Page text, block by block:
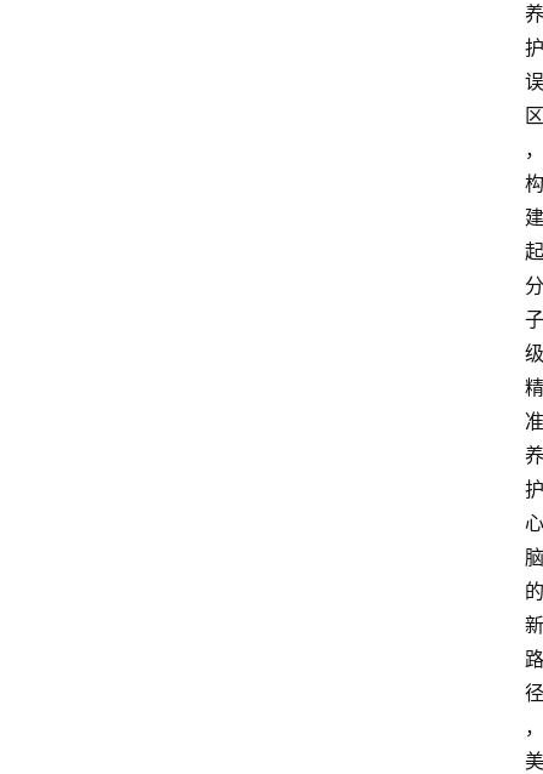
养
护
误
区
，
构
建
起
分
子
级
精
准
养
护
心
脑
的
新
路
径
，
美